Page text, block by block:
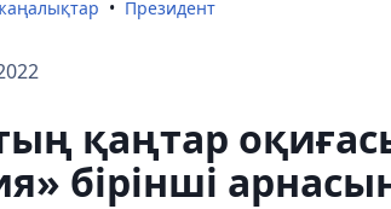
Президент
қаңтар
бірінші